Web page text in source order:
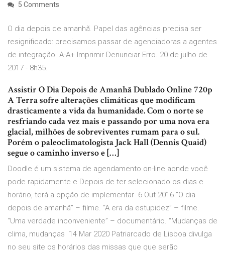
5 Comments
O dia depois de amanhã. Papel das agências precisa ser
resignificado: precisamos passar de agenciadoras a agentes
de integração. A-A+ Imprimir Denunciar Erro. 20 de julho de
2017 - 8h35.
Assistir O Dia Depois de Amanhã Dublado Online 720p
A Terra sofre alterações climáticas que modificam
drasticamente a vida da humanidade. Com o norte se
resfriando cada vez mais e passando por uma nova era
glacial, milhões de sobreviventes rumam para o sul.
Porém o paleoclimatologista Jack Hall (Dennis Quaid)
segue o caminho inverso e […]
Doodle é um sistema de agendamento on-line aonde você
pode rapidamente e Depois de ter selecionado os dias e
horário, terá a opção de implementar 6 Out 2016 “O dia
depois de amanhã” – filme. “A era da estupidez” – filme.
“Uma verdade inconveniente” – documentário. “Mudanças de
clima, mudanças 14 Mar 2020 Patriarcado de Lisboa divulga
no seu site os horários das missas que que serão